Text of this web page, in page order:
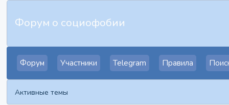
Форум о социофобии
Форум Участники Telegram Правила
Активные темы